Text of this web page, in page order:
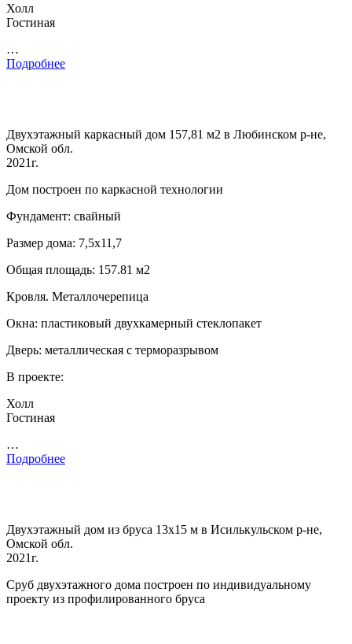
Холл
Гостиная
…
Подробнее
Двухэтажный каркасный дом 157,81 м2 в Любинском р-не,
Омской обл.
2021г.
Дом построен по каркасной технологии
Фундамент: свайный
Размер дома: 7,5х11,7
Общая площадь: 157.81 м2
Кровля. Металлочерепица
Окна: пластиковый двухкамерный стеклопакет
Дверь: металлическая с терморазрывом
В проекте:
Холл
Гостиная
…
Подробнее
Двухэтажный дом из бруса 13х15 м в Исилькульском р-не,
Омской обл.
2021г.
Сруб двухэтажного дома построен по индивидуальному
проекту из профилированного бруса